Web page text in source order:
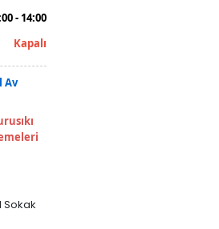
- 14:00
Kapalı
Av
Sokak